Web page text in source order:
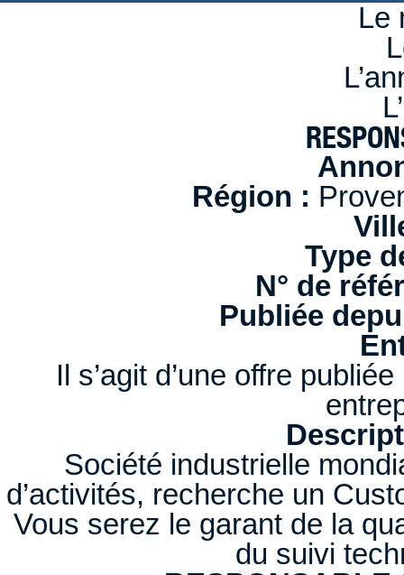
Le
Région :
Type
N° de
Publiée
Il s’agit d’une offre
Société industrielle
d’activités, recherche un
Vous serez le garant de la
du suivi